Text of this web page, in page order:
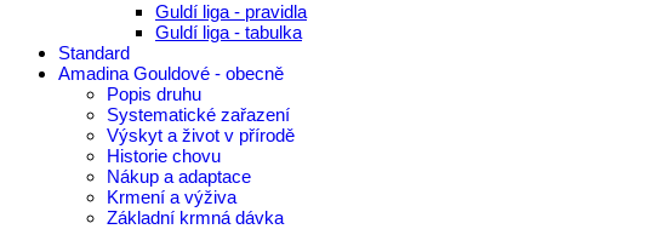
Guldí liga - pravidla
Guldí liga - tabulka
Standard
Amadina Gouldové - obecně
Popis druhu
Systematické zařazení
Výskyt a život v přírodě
Historie chovu
Nákup a adaptace
Krmení a výživa
Základní krmná dávka